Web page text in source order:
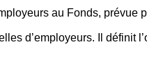
au Fonds, prévue
d’employeurs. Il définit